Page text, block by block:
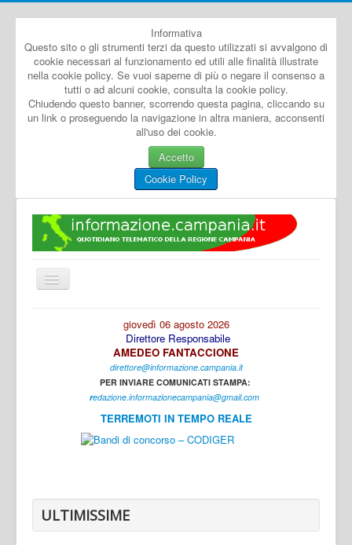
Informativa
Questo sito o gli strumenti terzi da questo utilizzati si avvalgono di
cookie necessari al funzionamento ed utili alle finalità illustrate
nella cookie policy. Se vuoi saperne di più o negare il consenso a
tutti o ad alcuni cookie, consulta la cookie policy.
Chiudendo questo banner, scorrendo questa pagina, cliccando su
un link o proseguendo la navigazione in altra maniera, acconsenti
all'uso dei cookie.
Accetto
Cookie Policy
Cambia
navigazione
Caserta
giovedì 06 agosto 2026
Direttore Responsabile
AMEDEO FANTACCIONE
direttore@informazione.campania.it
PER INVIARE COMUNICATI STAMPA:
redazione.informazionecampania@gmail.com
TERREMOTI IN TEMPO REALE
ULTIMISSIME